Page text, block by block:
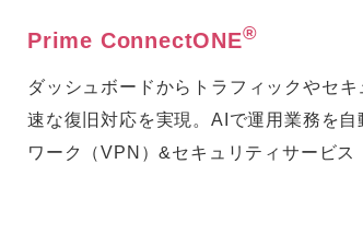
Prime ConnectONE®
ダッシュボードからトラフィックやセ
速な復旧対応を実現。AIで運用業務を
ワーク（VPN）&セキュリティサービス